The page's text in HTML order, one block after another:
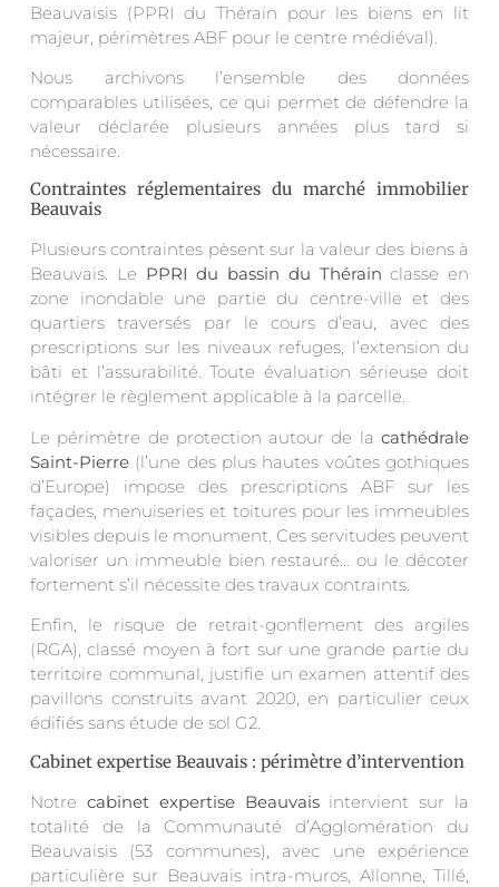
Beauvaisis (PPRI du Thérain pour les biens en lit
majeur, périmètres ABF pour le centre médiéval).
Nous archivons l’ensemble des données
comparables utilisées, ce qui permet de défendre la
valeur déclarée plusieurs années plus tard si
nécessaire.
Contraintes réglementaires du marché immobilier
Beauvais
Plusieurs contraintes pèsent sur la valeur des biens à
Beauvais. Le PPRI du bassin du Thérain classe en
zone inondable une partie du centre-ville et des
quartiers traversés par le cours d’eau, avec des
prescriptions sur les niveaux refuges, l’extension du
bâti et l’assurabilité. Toute évaluation sérieuse doit
intégrer le règlement applicable à la parcelle.
Le périmètre de protection autour de la cathédrale
Saint-Pierre (l’une des plus hautes voûtes gothiques
d’Europe) impose des prescriptions ABF sur les
façades, menuiseries et toitures pour les immeubles
visibles depuis le monument. Ces servitudes peuvent
valoriser un immeuble bien restauré… ou le décoter
fortement s’il nécessite des travaux contraints.
Enfin, le risque de retrait-gonflement des argiles
(RGA), classé moyen à fort sur une grande partie du
territoire communal, justifie un examen attentif des
pavillons construits avant 2020, en particulier ceux
édifiés sans étude de sol G2.
Cabinet expertise Beauvais : périmètre d’intervention
Notre cabinet expertise Beauvaisintervient sur la
totalité de la Communauté d’Agglomération du
Beauvaisis (53 communes), avec une expérience
particulière sur Beauvais intra-muros, Allonne, Tillé,